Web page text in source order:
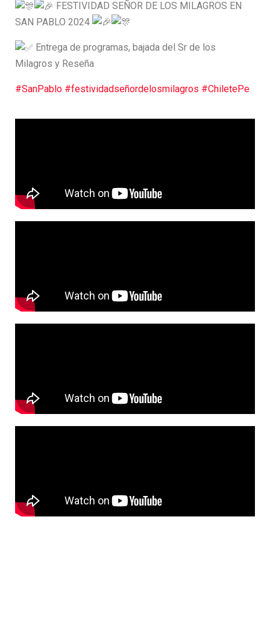
FESTIVIDAD SEÑOR DE LOS MILAGROS EN
SAN PABLO 2024
Entrega de programas, bajada del Sr de los
Milagros y Reseña
#SanPablo #festividadseñordelosmilagros #ChiletePe